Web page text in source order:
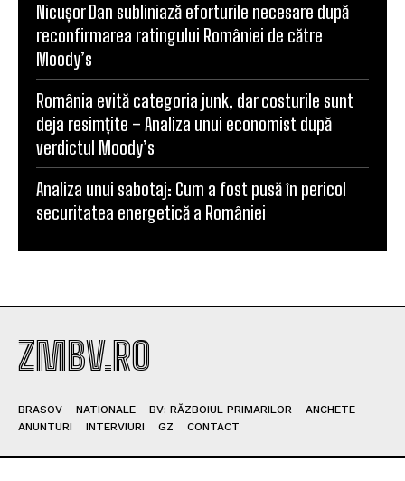
Nicușor Dan subliniază eforturile necesare după
reconfirmarea ratingului României de către
Moody’s
România evită categoria junk, dar costurile sunt
deja resimțite – Analiza unui economist după
verdictul Moody’s
Analiza unui sabotaj: Cum a fost pusă în pericol
securitatea energetică a României
ZMBV.RO
BRASOV NATIONALE BV: RĂZBOIUL PRIMARILOR
ANCHETE
ANUNTURI
INTERVIURI GZ CONTACT